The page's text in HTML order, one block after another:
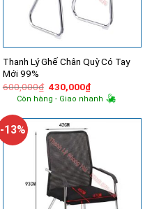
Thanh Lý Ghế Chân Quỳ Có Tay
Mới 99%
600,000₫ Giá
gốc
là:
430,000₫Giá
hiện
tại
430,000₫.
Còn hàng - Giao nhanh
-13%